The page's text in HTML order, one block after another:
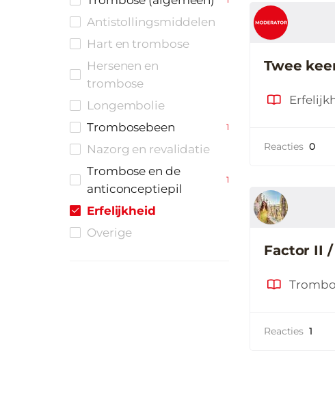
Antistollingsmiddelen
Hart en trombose
Hersenen en
trombose
Longembolie
Trombosebeen
1
Nazorg en revalidatie
Trombose en de
anticonceptiepil
1
Erfelijkheid
Overige
Twee
Reacties 0
Factor II
Reacties 1